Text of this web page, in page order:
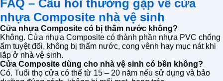
FAQ – Câu hỏi thường gặp về cửa
nhựa Composite nhà vệ sinh
Cửa nhựa Composite có bị thấm nước không?
Không. Cửa nhựa Composite có thành phần nhựa PVC chống
ẩm tuyệt đối, không bị thấm nước, cong vênh hay mục nát khi
lắp ở nhà vệ sinh.
Cửa Composite dùng cho nhà vệ sinh có bền không?
Có. Tuổi thọ cửa có thể từ 15 – 20 năm nếu sử dụng và bảo